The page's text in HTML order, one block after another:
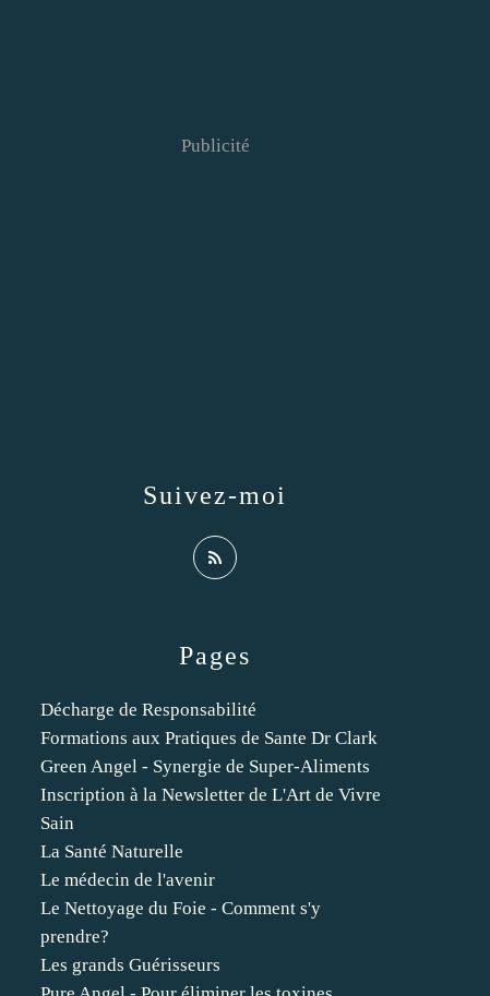
Pages
Décharge de Responsabilité
Formations aux Pratiques de Sante Dr Clark
Green Angel - Synergie de Super-Aliments
Inscription à la Newsletter de L'Art de Vivre
Sain
La Santé Naturelle
Le médecin de l'avenir
Le Nettoyage du Foie - Comment s'y
prendre?
Les grands Guérisseurs
Suivez-moi
Publicité